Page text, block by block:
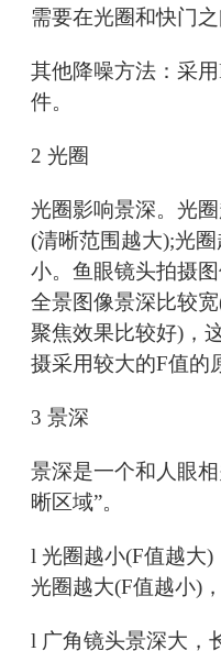
需要在光圈和快门
其他降噪方法：采
件。
2 光圈
光圈影响景深。光
(清晰范围越大);光
小。鱼眼镜头拍摄
全景图像景深比较
聚焦效果比较好)，
摄采用较大的F值的
3 景深
景深是一个和人眼
晰区域”。
l 光圈越小(F值越大)
光圈越大(F值越小)
l 广角镜头景深大，